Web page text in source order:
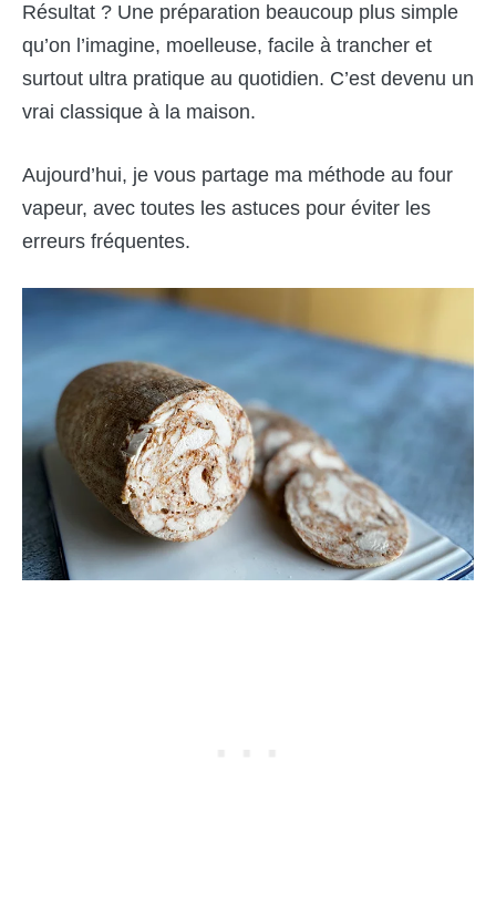
Résultat ? Une préparation beaucoup plus simple
qu’on l’imagine, moelleuse, facile à trancher et
surtout ultra pratique au quotidien. C’est devenu un
vrai classique à la maison.
Aujourd’hui, je vous partage ma méthode au four
vapeur, avec toutes les astuces pour éviter les
erreurs fréquentes.